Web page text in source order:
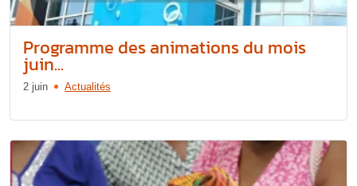
Programme des animations du mois
juin...
2 juin Actualités